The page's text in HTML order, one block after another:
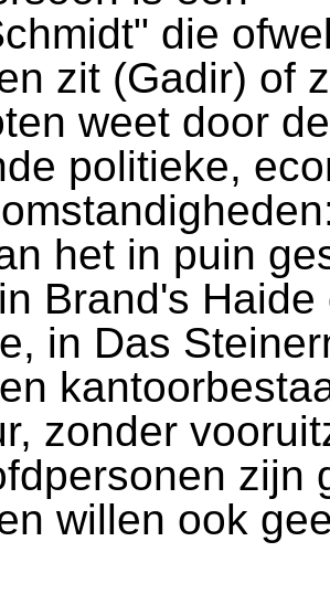
die
zit (Gadir) of
weet door de
politieke,
het in puin
Brand's Haide
in Das
zonder
zijn
willen ook